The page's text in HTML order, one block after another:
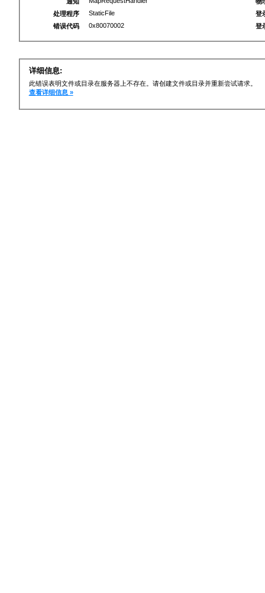
处理程序
StaticFile
错误代码
0x80070002
登
登
详细信息:
此错误表明文件或目录在服务器上不存在。请创建文件或目录并重新尝试请求。
查看详细信息 »